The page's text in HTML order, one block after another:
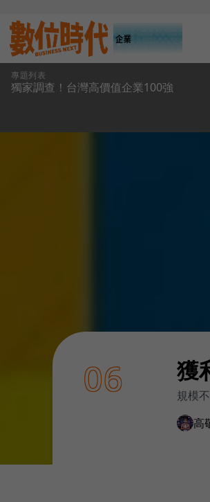
專題列表
獨家調查！台灣高價值企業100強
《數
查「
06 獲
規模
高